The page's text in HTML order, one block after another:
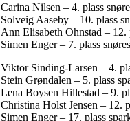
Carina Nilsen – 4. plass
Solveig Aaseby – 10. plass
Ann Elisabeth Ohnstad – 12.
Simen Enger – 7. plass
Viktor Sinding-Larsen – 4.
Stein Grøndalen – 5. plass
Lena Boysen Hillestad – 9.
Christina Holst Jensen – 12.
Simen Enger – 17. plass